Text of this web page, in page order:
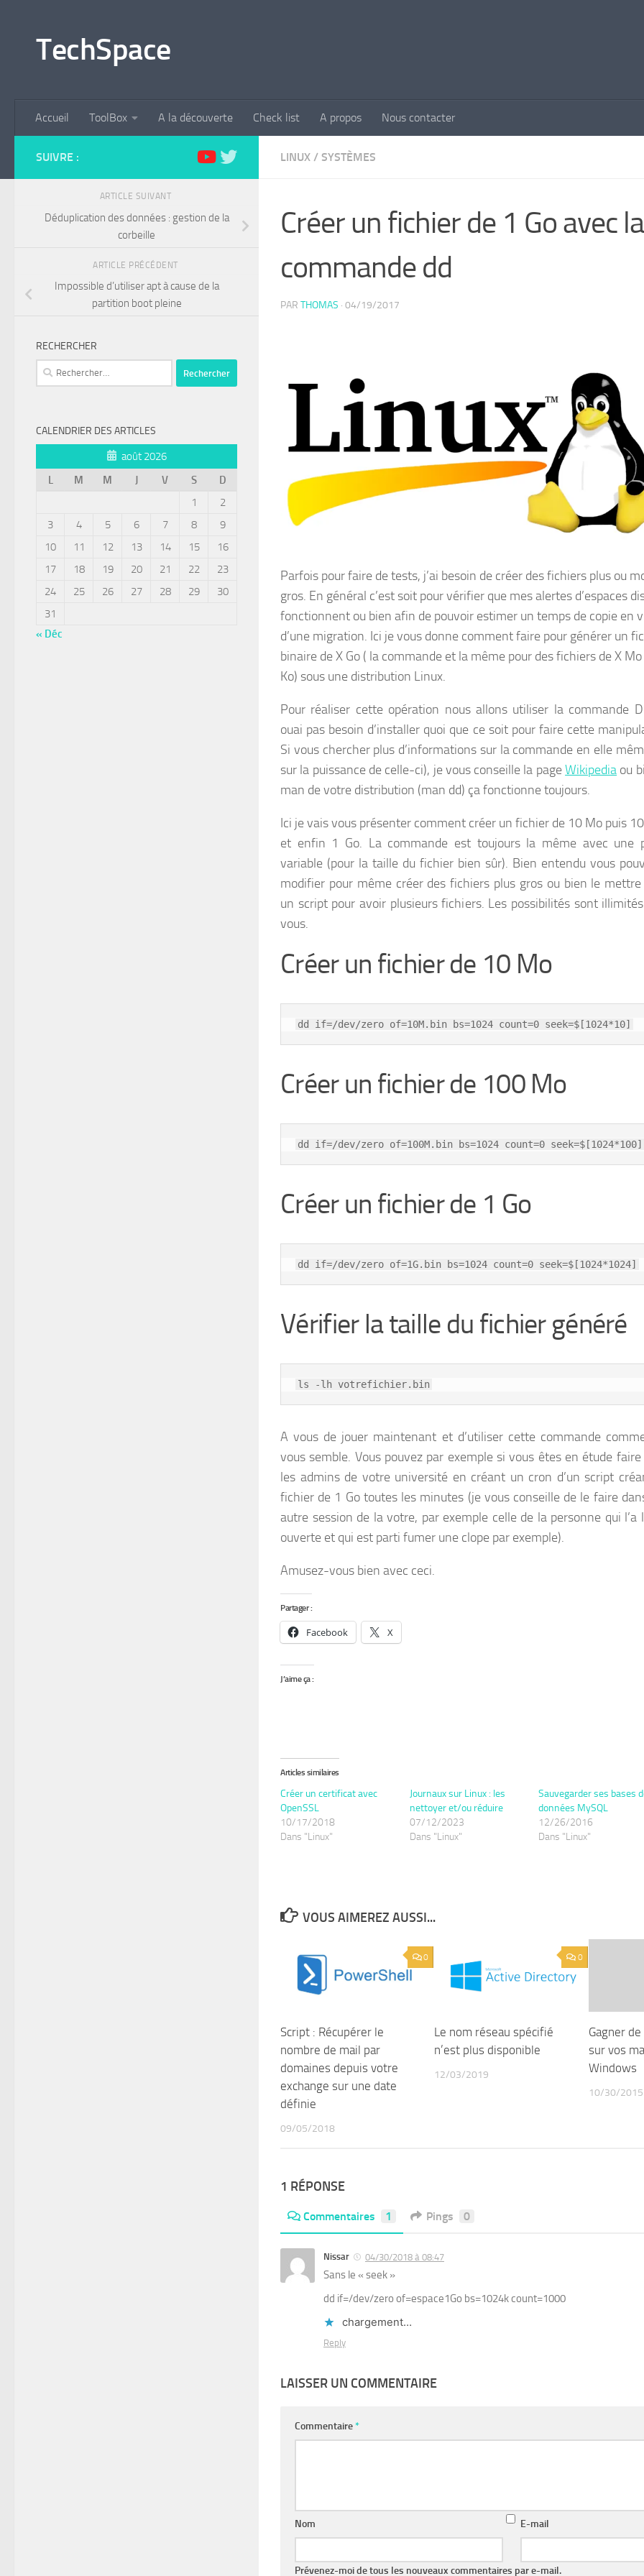
TechSpace
Accueil ToolBox A la découverte Check list A propos Nous contacter
LINUX / SYSTÈMES
Créer un fichier de 1 Go avec la
commande dd
PAR THOMAS · 04/19/2017
Parfois pour faire de tests, j’ai besoin de créer des fichiers plus ou
gros. En général c’est soit pour vérifier que mes alertes d’espaces
fonctionnent ou bien afin de pouvoir estimer un temps de copie en
d’une migration. Ici je vous donne comment faire pour générer un
binaire de X Go ( la commande et la même pour des fichiers de X Mo
Ko) sous une distribution Linux.
Pour réaliser cette opération nous allons utiliser la commande
ouai pas besoin d’installer quoi que ce soit pour faire cette
Si vous chercher plus d’informations sur la commande en elle
sur la puissance de celle-ci), je vous conseille la pageWikipedia ou
man de votre distribution (man dd) ça fonctionne toujours.
Ici je vais vous présenter comment créer un fichier de 10 Mo puis
et enfin 1 Go. La commande est toujours la même avec une
variable (pour la taille du fichier bien sûr). Bien entendu vous
modifier pour même créer des fichiers plus gros ou bien le
un script pour avoir plusieurs fichiers. Les possibilités sont
vous.
Créer un fichier de 10 Mo
dd if=/dev/zero of=10M.bin bs=1024 count=0 seek=$[1024*10]
Créer un fichier de 100 Mo
dd if=/dev/zero of=100M.bin bs=1024 count=0 seek=$[1024*100]
Créer un fichier de 1 Go
dd if=/dev/zero of=1G.bin bs=1024 count=0 seek=$[1024*1024]
Vérifier la taille du fichier généré
ls -lh votrefichier.bin
A vous de jouer maintenant et d’utiliser cette commande
vous semble. Vous pouvez par exemple si vous êtes en étude
les admins de votre université en créant un cron d’un script
fichier de 1 Go toutes les minutes (je vous conseille de le faire
autre session de la votre, par exemple celle de la personne qui l’a
ouverte et qui est parti fumer une clope par exemple).
Amusez-vous bien avec ceci.
Partager :
Facebook X
J’aime ça :
Articles similaires
Créer un certificat avec
OpenSSL
10/17/2018
Dans "Linux"
Journaux sur Linux : les
nettoyer et/ou réduire
07/12/2023
Dans "Linux"
Sauvegarder ses bases
données MySQL
12/26/2016
Dans "Linux"
VOUS AIMEREZ AUSSI...
0
Script : Récupérer le
nombre de mail par
domaines depuis votre
exchange sur une date
définie
09/05/2018
0
Le nom réseau spécifié
n’est plus disponible
12/03/2019
Gagner
sur vos
Windows
10/30/2015
1 RÉPONSE
Commentaires 1 Pings 0
Nissar 04/30/2018 à 08:47
Sans le « seek »
dd if=/dev/zero of=espace1Go bs=1024k count=1000
chargement…
Reply
LAISSER UN COMMENTAIRE
Commentaire*
Nom E-mail
Prévenez-moi de tous les nouveaux commentaires par e-mail.
SUIVRE :
ARTICLE SUIVANT
Déduplication des données : gestion de la
corbeille
ARTICLE PRÉCÉDENT
Impossible d’utiliser apt à cause de la
partition boot pleine
RECHERCHER
Rechercher :
CALENDRIER DES ARTICLES
août 2026
L
M M J V S
D
1
2
3
4 5 6 7 8
9
10
11 12 13 14 15
16
17
18 19 20 21 22
23
24
25 26 27 28 29
30
31
« Déc